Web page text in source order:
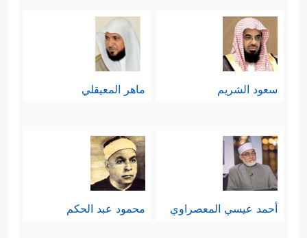
سعود الشريم ماهر المعيقلي
أحمد عيسي المعصراوي محمود عبد الحكم